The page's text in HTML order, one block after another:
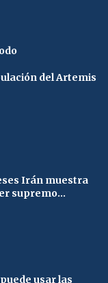
del Artemis
Irán muestra
supremo...
usar las